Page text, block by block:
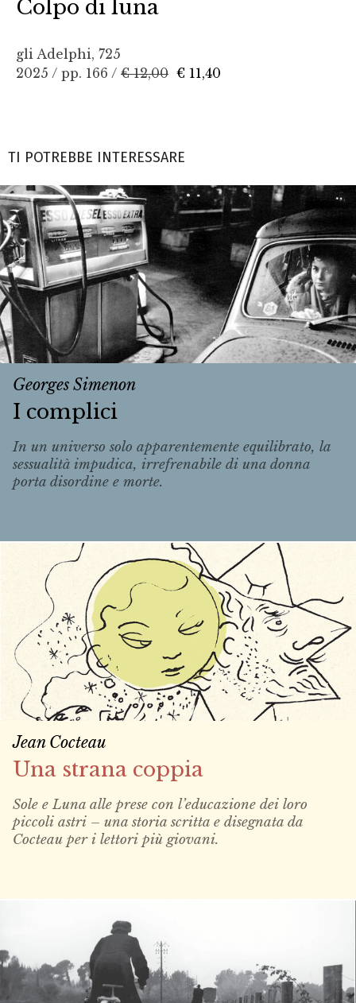
Colpo di luna
gli Adelphi, 725
2025 / pp. 166 / € 12,00 € 11,40
TI POTREBBE INTERESSARE
Georges Simenon
I complici
In un universo solo apparentemente equilibrato, la
sessualità impudica, irrefrenabile di una donna
porta disordine e morte.
Jean Cocteau
Una strana coppia
Sole e Luna alle prese con l’educazione dei loro
piccoli astri – una storia scritta e disegnata da
Cocteau per i lettori più giovani.